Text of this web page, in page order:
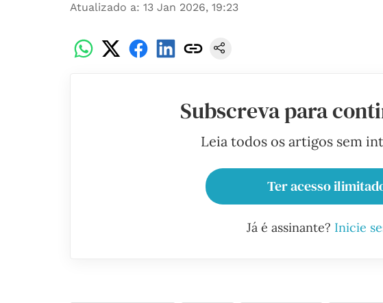
Atualizado a: 13 Jan 2026, 19:23
Subscreva para
Leia todos os artigos sem
Ter acesso
Já é assinante? Inicie